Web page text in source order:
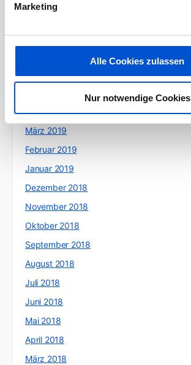
Marketing
Alle Cookies zulassen
Nur notwendige Cookies
August 2019
April 2019
März 2019
Februar 2019
Januar 2019
Dezember 2018
November 2018
Oktober 2018
September 2018
August 2018
Juli 2018
Juni 2018
Mai 2018
April 2018
März 2018